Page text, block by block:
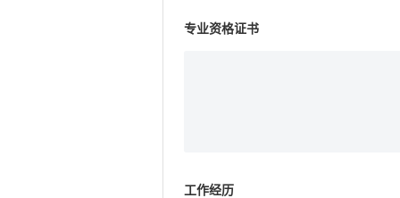
专业资格证书
工作经历